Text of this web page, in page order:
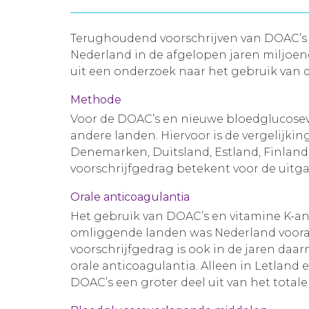
Terughoudend voorschrijven van
Nederland in de afgelopen jaren
uit een onderzoek naar het gebruik van
Methode
Voor de DOAC’s en nieuwe
andere landen. Hiervoor is de
Denemarken, Duitsland, Estland,
voorschrijfgedrag betekent voor de
Orale anticoagulantia
Het gebruik van DOAC’s en vitamine K-
omliggende landen was Nederland
voorschrijfgedrag is ook in de jaren
orale anticoagulantia. Alleen in Letland
DOAC’s een groter deel uit van het